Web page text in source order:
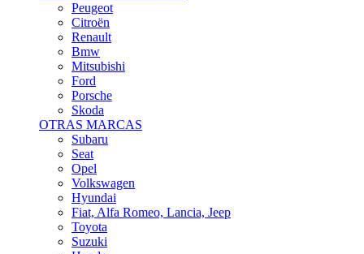
Renault
Bmw
Mitsubishi
Ford
Porsche
Skoda
OTRAS MARCAS
Subaru
Seat
Opel
Volkswagen
Hyundai
Fiat, Alfa Romeo, Lancia, Jeep
Toyota
Suzuki
Honda
Mini